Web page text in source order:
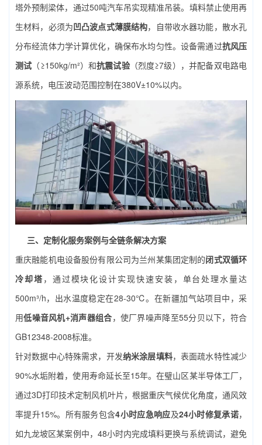
塔外预制梁体，通过50吨汽车吊实现精准吊装。填料禁止使用再
生材料，必须为凹凸波点式薄膜结构，自带收水器功能，散水孔
分布经流体力学计算优化，确保布水均匀性。设备需通过抗风压
测试 （≥150kg/m²）和抗震试验（烈度≥7级），并配备双电路电
源系统，电压波动范围控制在380V±10%以内。
三、定制化服务案例与全链条解决方案
重庆融能机电设备股份有限公司为兰州某集团定制的闭式双循环
冷却塔，通过模块化设计实现快速安装，单台处理水量达
500m³/h，出水温度稳定在28-30℃。在新疆加气站项目中，采
用低噪音风机+消声器组合，使厂界噪声降至55分贝以下，符合
GB12348-2008标准。
针对数据中心特殊需求，开发纳米涂层填料，表面疏水特性减少
90%水垢附着，使用寿命延长至15年。在璧山区某半导体工厂，
通过3D打印技术定制风机叶片，根据重庆气候优化角度，通风效
率提升15%。所有服务包含4小时应急响应及24小时修复承诺，
如九龙坡区某案例中，48小时内完成填料更换与系统调试，避免